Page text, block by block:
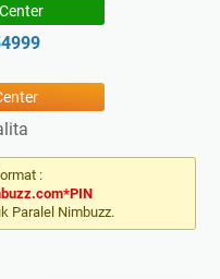
:
Paralel Nimbuzz.